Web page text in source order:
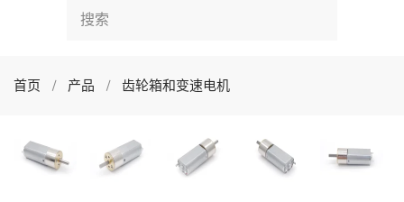
首页 产品 齿轮箱和变速电机